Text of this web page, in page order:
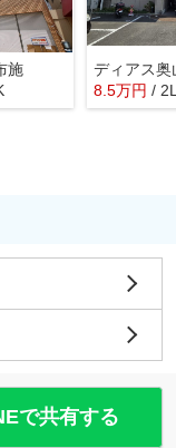
施
ディアス奥
8.5万円 /
で共有する